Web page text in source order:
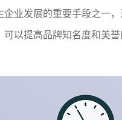
业发展的重要手段之一
以提高品牌知名度和美